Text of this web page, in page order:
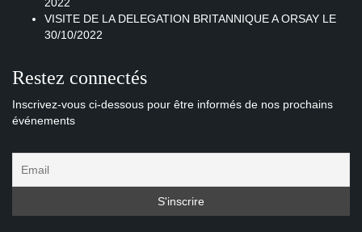
VISITE DE LA DELEGATION BRITANNIQUE A ORSAY LE
30/10/2022
Restez connectés
Inscrivez-vous ci-dessous pour être informés de nos prochains
événements